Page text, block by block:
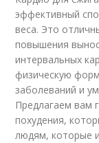
эффективный
веса. Это
повышения
интервальных
физическую
заболеваний и
Предлагаем вам
похудения,
людям, которые